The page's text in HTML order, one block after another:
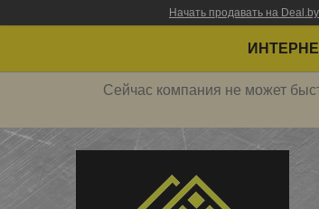
Начать продавать на Deal.by
Сейчас компания не может